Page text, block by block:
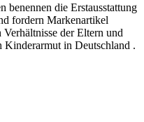
benennen die Erstausstattung
fordern Markenartikel
der Eltern und
Kinderarmut in Deutschland .